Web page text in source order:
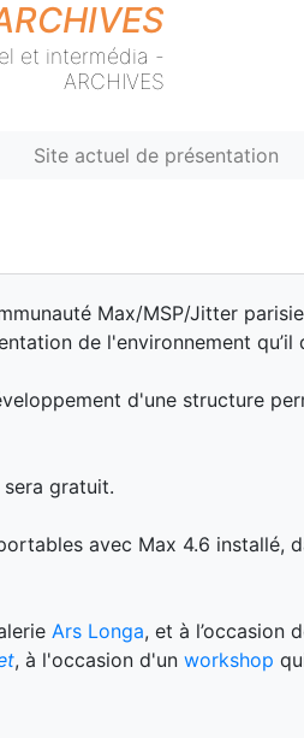
et intermédia -
ARCHIVES
Site actuel de présentation
Max/MSP/Jitter
de l'environnement qu’il
d'une structure
sera gratuit.
avec Max 4.6 installé,
Ars Longa, et à l’occasion
, à l'occasion d'un workshop